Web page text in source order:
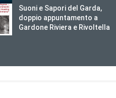
Suoni e Sapori del Garda,
doppio appuntamento a
Gardone Riviera e Rivoltella